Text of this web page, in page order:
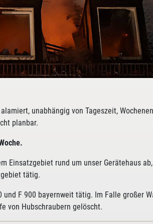
unabhängig von Tageszeit,
planbar.
Einsatzgebiet rund um unser Gerätehaus
tätig.
F 900 bayernweit tätig. Im Falle großer
von Hubschraubern gelöscht.